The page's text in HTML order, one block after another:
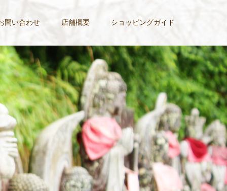
問い合わせ 店舗概要 ショッピングガイド